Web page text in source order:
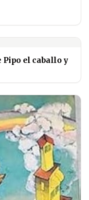
Pipo el caballo y